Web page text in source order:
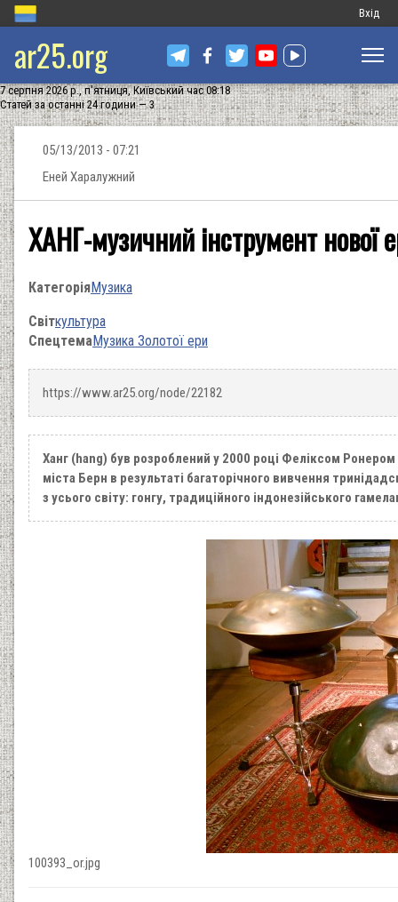
Меню
запису
Вхід
ar25.org
7 серпня 2026 р., п'ятниця, Київський час 08:18
Статей за останні 24 години — 3
05/13/2013 - 07:21
Еней Харалужний
ХАНГ-музичний інструмент нової
КатегоріяМузика
Світкультура
СпецтемаМузика Золотої ери
https://www.ar25.org/node/22182
Ханг (hang) був розроблений у 2000 році Феліксом
міста Берн в результаті багаторічного вивчення
з усього світу: гонгу, традиційного індонезійського
100393_or.jpg